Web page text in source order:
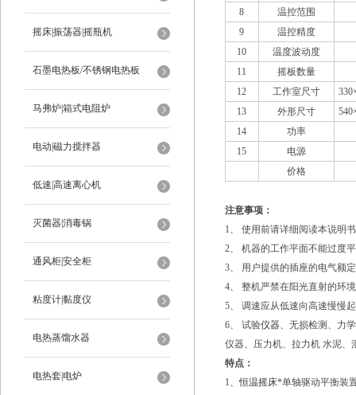
摇床|振荡器|摇瓶机
石墨电热板/不锈钢电热板
马弗炉|箱式电阻炉
电动|磁力搅拌器
低速|高速离心机
灭菌器|消毒锅
通风柜|安全柜
粘度计|黏度仪
电热蒸馏水器
电热套|电炉
8
温控范围
9
温控精度
10
温度波动度
11
摇板数量
12
工作室尺寸 330
13
外形尺寸 540
14
功率
15
电源
价格
注意事项：
1、 使用前请详细阅读本说明
2、 机器的工作平面不能过度
3、 用户提供的插座的电气额
4、 整机严禁在阳光直射的环
5、 调速应从低速向高速慢慢
6、 试验仪器、无损检测、力
仪器、压力机、拉力机 水泥、
特点：
1、恒温摇床*单轴驱动平衡装